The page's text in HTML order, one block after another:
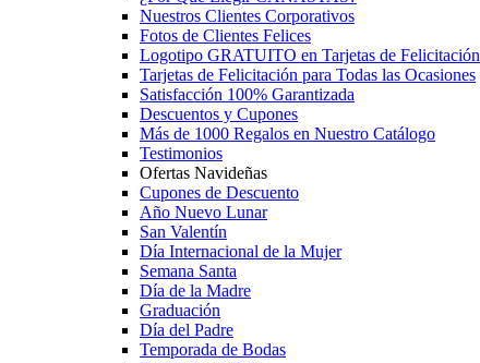
Nuestros Clientes Corporativos
Fotos de Clientes Felices
Logotipo GRATUITO en Tarjetas de Felicitación
Tarjetas de Felicitación para Todas las Ocasiones
Satisfacción 100% Garantizada
Descuentos y Cupones
Más de 1000 Regalos en Nuestro Catálogo
Testimonios
Ofertas Navideñas
Cupones de Descuento
Año Nuevo Lunar
San Valentín
Día Internacional de la Mujer
Semana Santa
Día de la Madre
Graduación
Día del Padre
Temporada de Bodas